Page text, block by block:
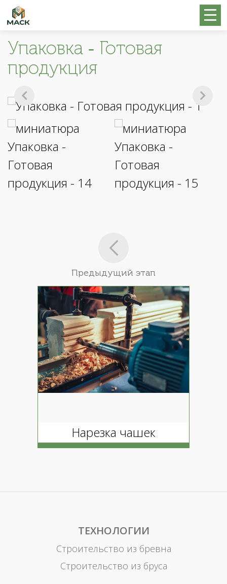
Упаковка - Готовая
продукция
Предыдущий этап
Нарезка чашек
ТЕХНОЛОГИИ
Строительство из бревна
Строительство из бруса